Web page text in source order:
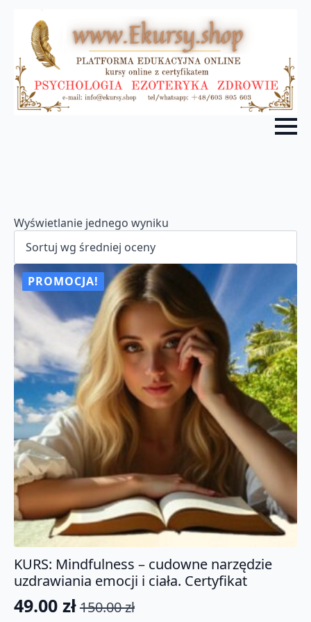
Wyświetlanie jednego wyniku
PROMOCJA!
KURS: Mindfulness – cudowne narzędzie
uzdrawiania emocji i ciała. Certyfikat
150.00zł
Pierwotna
49.00 zł
Aktualna